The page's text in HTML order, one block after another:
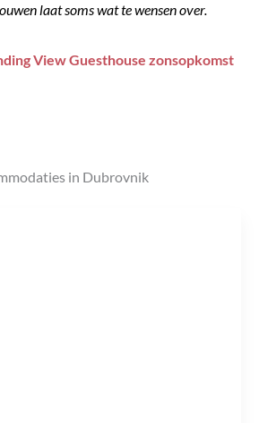
laat soms wat te wensen over.
in Dubrovnik